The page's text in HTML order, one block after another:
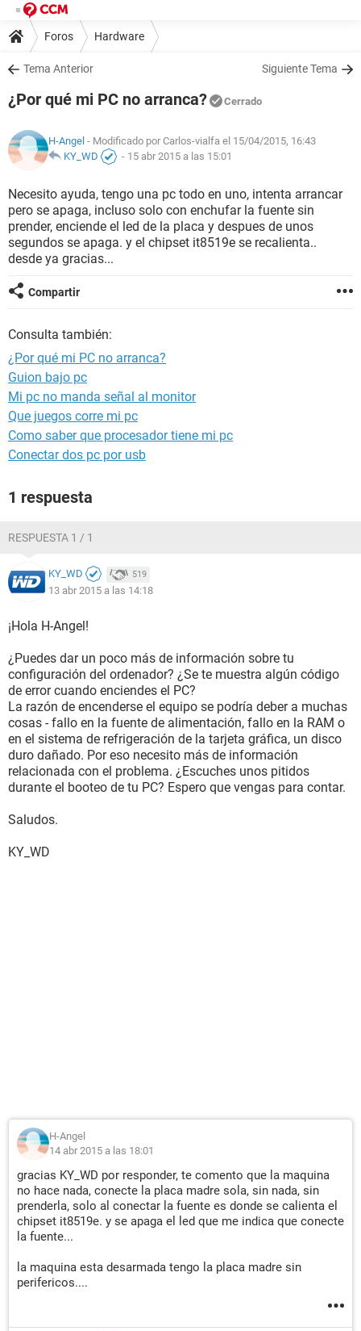
Foros Hardware
Tema Anterior Siguiente Tema
¿Por qué mi PC no arranca? Cerrado
H-Angel - Modificado por Carlos-vialfa el 15/04/2015, 16:43
KY_WD
- 15 abr 2015 a las 15:01
Necesito ayuda, tengo una pc todo en uno, intenta arrancar
pero se apaga, incluso solo con enchufar la fuente sin
prender, enciende el led de la placa y despues de unos
segundos se apaga. y el chipset it8519e se recalienta..
desde ya gracias...
Compartir
Consulta también:
¿Por qué mi PC no arranca?
Guion bajo pc
Mi pc no manda señal al monitor
Que juegos corre mi pc
Como saber que procesador tiene mi pc
Conectar dos pc por usb
1 respuesta
RESPUESTA 1 / 1
KY_WD 519
13 abr 2015 a las 14:18
¡Hola H-Angel!
¿Puedes dar un poco más de información sobre tu
configuración del ordenador? ¿Se te muestra algún código
de error cuando enciendes el PC?
La razón de encenderse el equipo se podría deber a muchas
cosas - fallo en la fuente de alimentación, fallo en la RAM o
en el sistema de refrigeración de la tarjeta gráfica, un disco
duro dañado. Por eso necesito más de información
relacionada con el problema. ¿Escuches unos pitidos
durante el booteo de tu PC? Espero que vengas para contar.
Saludos.
KY_WD
H-Angel
14 abr 2015 a las 18:01
gracias KY_WD por responder, te comento que la maquina
no hace nada, conecte la placa madre sola, sin nada, sin
prenderla, solo al conectar la fuente es donde se calienta el
chipset it8519e. y se apaga el led que me indica que conecte
la fuente...
la maquina esta desarmada tengo la placa madre sin
perifericos....